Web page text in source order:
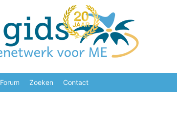
Forum Zoeken Contact